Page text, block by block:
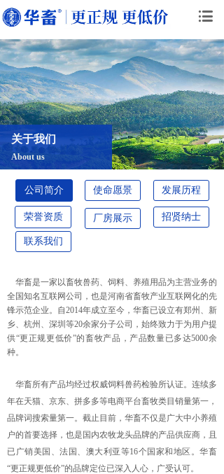
About us
关于我们
发展历程
招贤纳士
厂房展示
使命愿景
公司简介
荣誉资质
联系我们
华畜是一家以畜牧兽药、饲料、养殖用品为主营业务的
全国知名互联网公司，也是河南省畜牧产业互联网化的先
锋示范企业。自2014年成立至今，华畜已设立有郑州、新
乡、杭州、深圳等20余家分子公司，始终致力于为用户提
供“更正规更低价”的畜牧产品，产品数量已多达5000余
种。
华畜所有产品均经过权威饲料兽药检验所认证。连续多
年在天猫、京东、拼多多等电商平台畜牧类目销量第一，
品牌词搜索量第一。截止目前，华畜不仅是广大中小养殖
户的首要选择，也是国内农牧龙头品牌的产品供应商，且
已广销美国、法国、澳大利亚等16个国家和地区。华畜
“更正规更低价”的品牌定位已深入人心，广受认可。